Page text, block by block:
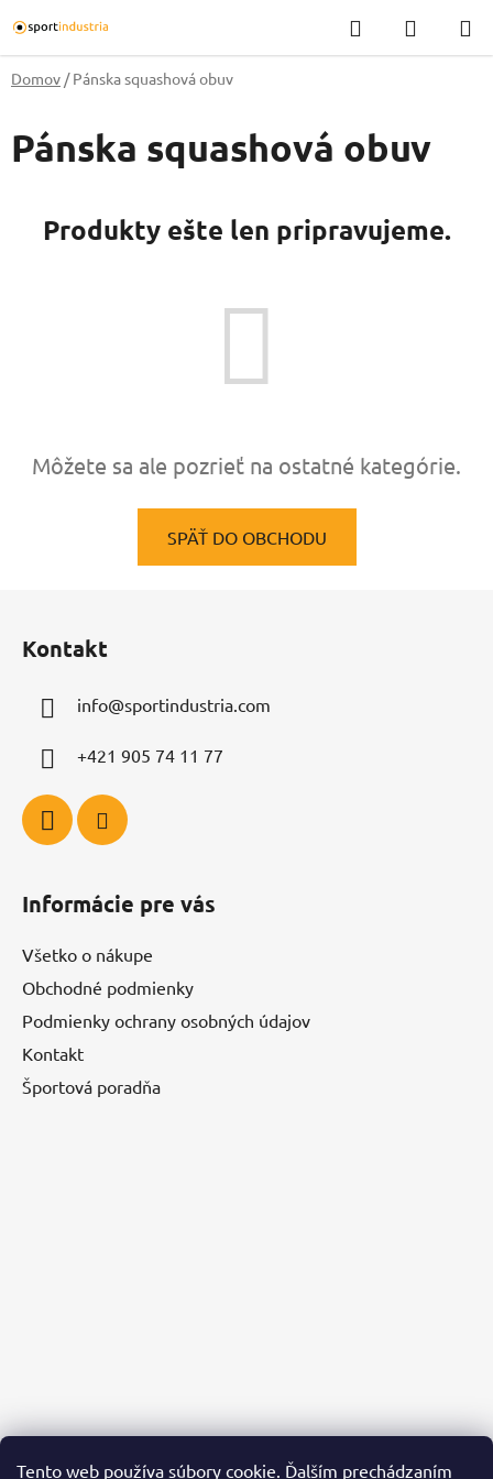
Tento web používa súbory cookie. Ďalším prechádzaním
na
obsah
Hľadať
KOŠÍK
Domov / Pánska squashová obuv
Pánska squashová obuv
Produkty ešte len pripravujeme.
Môžete sa ale pozrieť na ostatné kategórie.
SPÄŤ DO OBCHODU
Kontakt
info@sportindustria.com
+421 905 74 11 77
Informácie pre vás
Všetko o nákupe
Obchodné podmienky
Podmienky ochrany osobných údajov
Kontakt
Športová poradňa